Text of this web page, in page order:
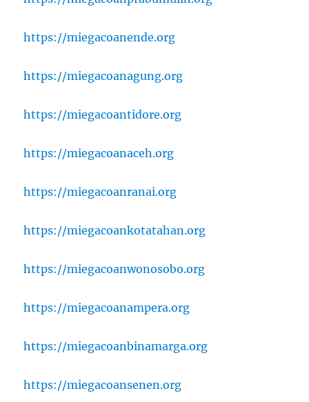
https://miegacoanende.org
https://miegacoanagung.org
https://miegacoantidore.org
https://miegacoanaceh.org
https://miegacoanranai.org
https://miegacoankotatahan.org
https://miegacoanwonosobo.org
https://miegacoanampera.org
https://miegacoanbinamarga.org
https://miegacoansenen.org